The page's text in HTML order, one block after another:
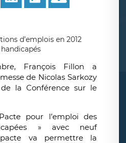
François Fillon a
de Nicolas Sarkozy
la Conférence sur le
pour l’emploi des
» avec neuf
pacte va permettre la